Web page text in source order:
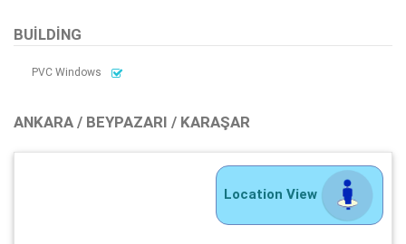
BUILDING
PVC Windows
ANKARA / BEYPAZARI / KARAŞAR
Location View